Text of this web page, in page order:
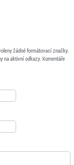
žádné formátovací značky.
na aktivní odkazy. Komentáře